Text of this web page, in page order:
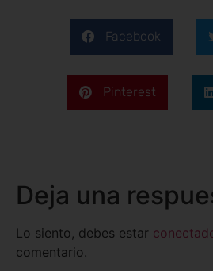
Facebook
Pinterest
Deja una
Lo siento, debes estar
comentario.